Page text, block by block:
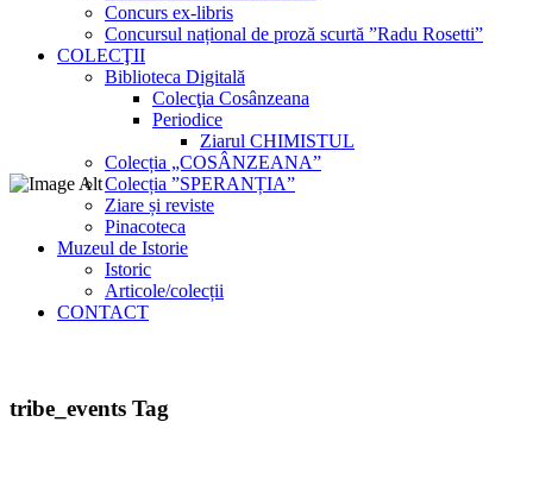
Concurs ex-libris
Concursul național de proză scurtă ”Radu Rosetti”
COLECŢII
Biblioteca Digitală
Colecţia Cosânzeana
Periodice
Ziarul CHIMISTUL
Colecția „COSÂNZEANA”
Colecția ”SPERANȚIA”
Ziare și reviste
Pinacoteca
Muzeul de Istorie
Istoric
Articole/colecții
CONTACT
tribe_events Tag